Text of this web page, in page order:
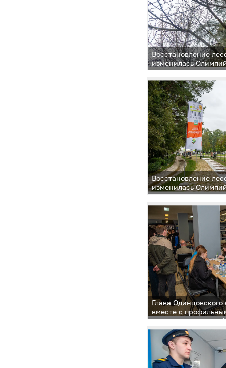
Восстановление
изменилась
в Одинцовском
и отдыха
Восстановление
изменилась
в Одинцовском
и отдыха
Глава
вместе с
провел во вторник,
прием в формате
администрации» в
управлении
Дома культуры